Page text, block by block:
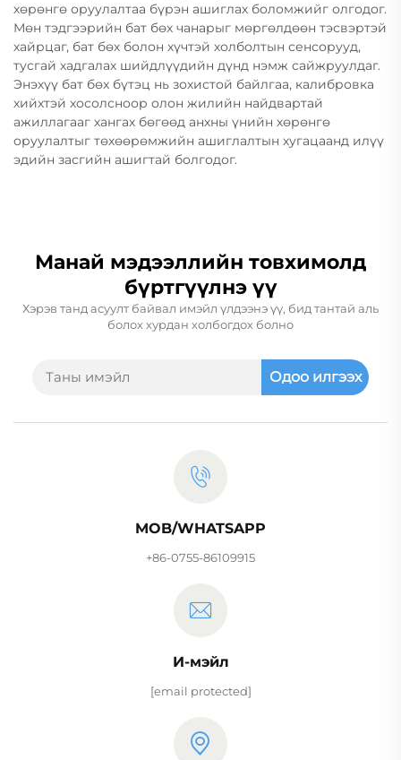
хөрөнгө оруулалтаа бүрэн ашиглах боломжийг олгодог.
Мөн тэдгээрийн бат бөх чанарыг мөргөлдөөн тэсвэртэй
хайрцаг, бат бөх болон хүчтэй холболтын сенсорууд,
тусгай хадгалах шийдлүүдийн дүнд нэмж сайжруулдаг.
Энэхүү бат бөх бүтэц нь зохистой байлгаа, калибровка
хийхтэй хосолсноор олон жилийн найдвартай
ажиллагааг хангах бөгөөд анхны үнийн хөрөнгө
оруулалтыг төхөөрөмжийн ашиглалтын хугацаанд илүү
эдийн засгийн ашигтай болгодог.
Манай мэдээллийн товхимолд
бүртгүүлнэ үү
Хэрэв танд асуулт байвал имэйл үлдээнэ үү, бид тантай аль
болох хурдан холбогдох болно
Одоо илгээх
MOB/WHATSAPP
+86-0755-86109915
И-мэйл
[email protected]